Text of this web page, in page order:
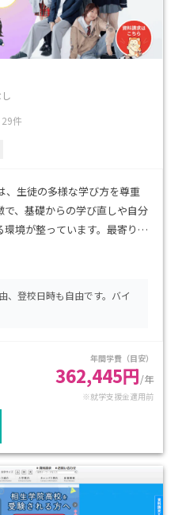
件
、生徒の多様な学び方を尊重
、基礎からの学び直しや自分
境が整っています。最寄り駅
庭の負担を軽減しながら継続
登校経験から新しいスタート
境で確実に高校卒業資格を
、登校日時も自由です。バイ
年間学費（目安）
362,445円/年
※就学支援金適用前